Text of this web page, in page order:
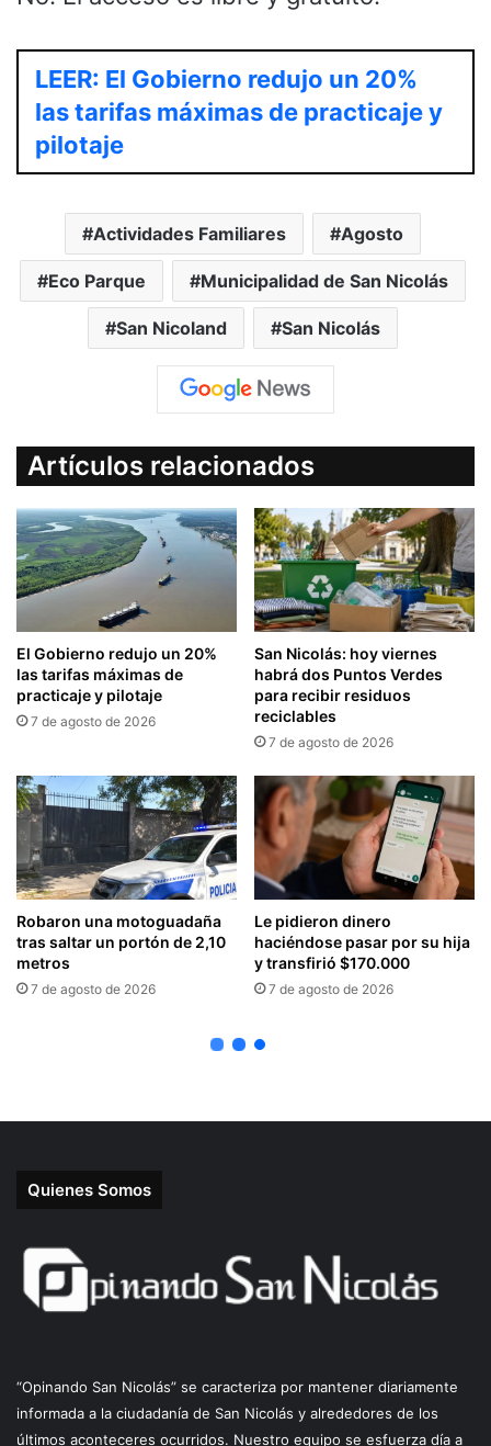
Quienes Somos
“Opinando San Nicolás” se caracteriza por mantener diariamente
informada a la ciudadanía de San Nicolás y alrededores de los
últimos aconteceres ocurridos. Nuestro equipo se esfuerza día a